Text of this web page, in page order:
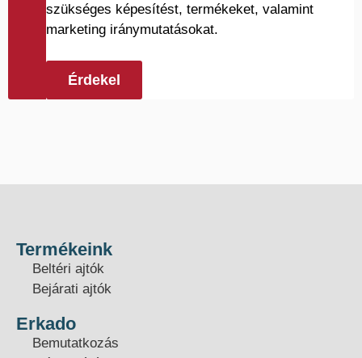
szükséges képesítést, termékeket, valamint
marketing iránymutatásokat.
Érdekel
Termékeink
Beltéri ajtók
Bejárati ajtók
Erkado
Bemutatkozás